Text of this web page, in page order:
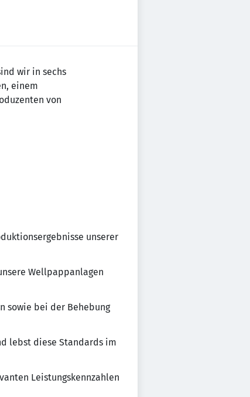
wir in sechs
einem
von
unserer
Wellpappanlagen
sowie bei der Behebung
lebst diese Standards im
Leistungskennzahlen